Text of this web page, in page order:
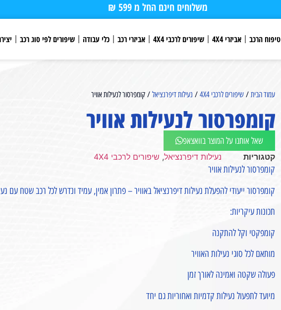
משלוחים חינם החל מ 599 ₪
טיפוח הרכב אביזרי 4X4 שיפורים לרכבי 4X4 אביזרי רכב כלי עבודה שיפורים לפי סוג רכב
עמוד הבית/ שיפורים לרכבי 4X4 / נעילות דיפרנציאל/ קומפרסור לנעילות אוויר
קומפרסור לנעילות אוויר
שאל אותנו על המוצר בוואצאפ
קטגוריות נעילות דיפרנציאל, שיפורים לרכבי 4X4
קומפרסור לנעילות אוויר
קומפרסור ייעודי להפעלת נעילות דיפרנציאל באוויר – פתרון אמין, עמיד ונדרש לכל רכב שטח עם
תכונות עיקריות:
קומפקטי וקל להתקנה
מותאם לכל סוגי נעילות האוויר
פעולה שקטה ואמינה לאורך זמן
מיועד לתפעול נעילות קדמיות ואחוריות גם יחד